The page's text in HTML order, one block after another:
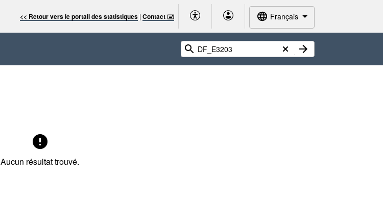
<< Retour vers le portail des statistiques |Contact 🖃 Français
Aucun résultat trouvé.